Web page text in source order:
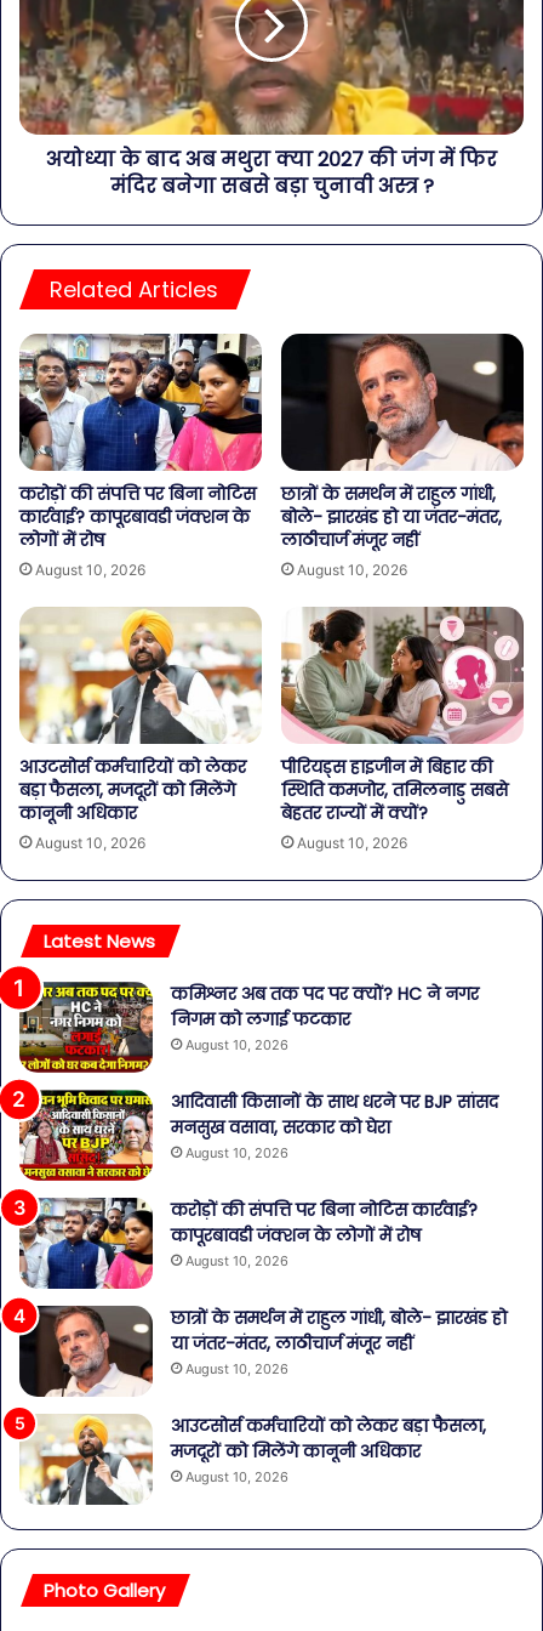
अयोध्या के बाद अब मथुरा क्या 2०27 की जंग में फिर
मंदिर बनेगा सबसे बड़ा चुनावी अस्त्र ?
Related Articles
करोड़ों की संपत्ति पर बिना नोटिस
कार्रवाई? कापूरबावडी जंक्शन के
लोगों में रोष
August 10, 2026
छात्रों के समर्थन में राहुल गांधी,
बोले- झारखंड हो या जंतर-मंतर,
लाठीचार्ज मंजूर नहीं
August 10, 2026
आउटसोर्स कर्मचारियों को लेकर
बड़ा फैसला, मजदूरों को मिलेंगे
कानूनी अधिकार
August 10, 2026
पीरियड्स हाइजीन में बिहार की
स्थिति कमजोर, तमिलनाडु सबसे
बेहतर राज्यों में क्यों?
August 10, 2026
Latest News
कमिश्नर अब तक पद पर क्यों? HC ने नगर
निगम को लगाई फटकार
August 10, 2026
आदिवासी किसानों के साथ धरने पर BJP सांसद
मनसुख वसावा, सरकार को घेरा
August 10, 2026
करोड़ों की संपत्ति पर बिना नोटिस कार्रवाई?
कापूरबावडी जंक्शन के लोगों में रोष
August 10, 2026
छात्रों के समर्थन में राहुल गांधी, बोले- झारखंड हो
या जंतर-मंतर, लाठीचार्ज मंजूर नहीं
August 10, 2026
आउटसोर्स कर्मचारियों को लेकर बड़ा फैसला,
मजदूरों को मिलेंगे कानूनी अधिकार
August 10, 2026
Photo Gallery